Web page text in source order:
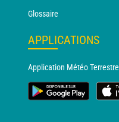
Glossaire
APPLICATIONS
Application Météo Terrestre